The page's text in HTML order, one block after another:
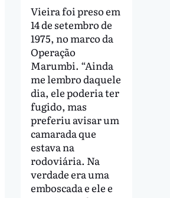
Vieira foi preso em
14 de setembro de
1975, no marco da
Operação
Marumbi. “Ainda
me lembro daquele
dia, ele poderia ter
fugido, mas
preferiu avisar um
camarada que
estava na
rodoviária. Na
verdade era uma
emboscada e ele e